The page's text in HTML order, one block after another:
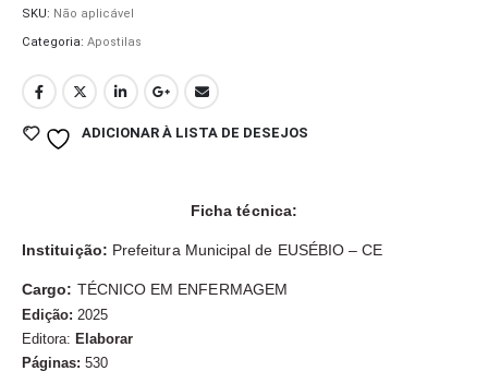
SKU: Não aplicável
Categoria: Apostilas
ADICIONAR À LISTA DE DESEJOS
Ficha técnica:
Instituição: Prefeitura Municipal de EUSÉBIO – CE
Cargo: TÉCNICO EM ENFERMAGEM
Edição: 2025
Editora: Elaborar
Páginas: 530